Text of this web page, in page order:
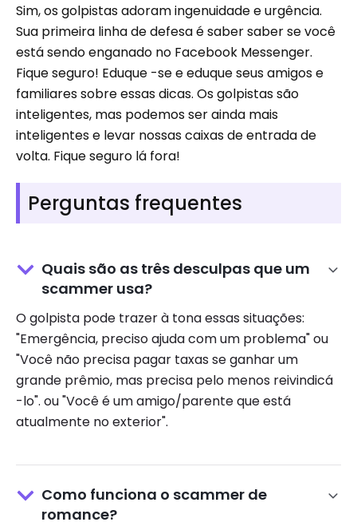
Sim, os golpistas adoram ingenuidade e urgência.
Sua primeira linha de defesa é saber saber se você
está sendo enganado no Facebook Messenger.
Fique seguro! Eduque -se e eduque seus amigos e
familiares sobre essas dicas. Os golpistas são
inteligentes, mas podemos ser ainda mais
inteligentes e levar nossas caixas de entrada de
volta. Fique seguro lá fora!
Perguntas frequentes
Quais são as três desculpas que um
scammer usa?
O golpista pode trazer à tona essas situações:
"Emergência, preciso ajuda com um problema" ou
"Você não precisa pagar taxas se ganhar um
grande prêmio, mas precisa pelo menos reivindicá
-lo". ou "Você é um amigo/parente que está
atualmente no exterior".
Como funciona o scammer de
romance?